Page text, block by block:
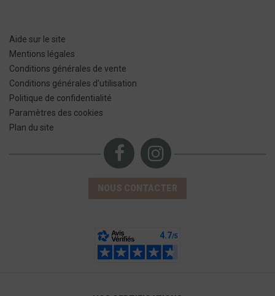
Aide sur le site
Mentions légales
Conditions générales de vente
Conditions générales d’utilisation
Politique de confidentialité
Paramètres des cookies
Plan du site
NOUS CONTACTER